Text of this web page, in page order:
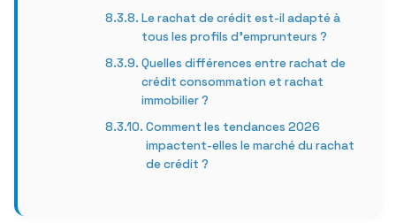
Le rachat de crédit est-il adapté à
tous les profils d’emprunteurs ?
Quelles différences entre rachat de
crédit consommation et rachat
immobilier ?
Comment les tendances 2026
impactent-elles le marché du rachat
de crédit ?